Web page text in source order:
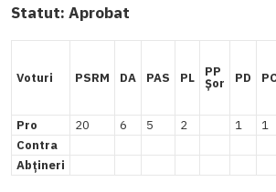
Statut: Aprobat
Voturi PSRM DA PAS PL PP
Șor PD
Pro 20 6 5 2 1 1
Contra
Abțineri